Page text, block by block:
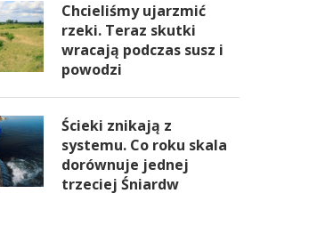
Chcieliśmy ujarzmić
rzeki. Teraz skutki
wracają podczas susz i
powodzi
Ścieki znikają z
systemu. Co roku skala
dorównuje jednej
trzeciej Śniardw